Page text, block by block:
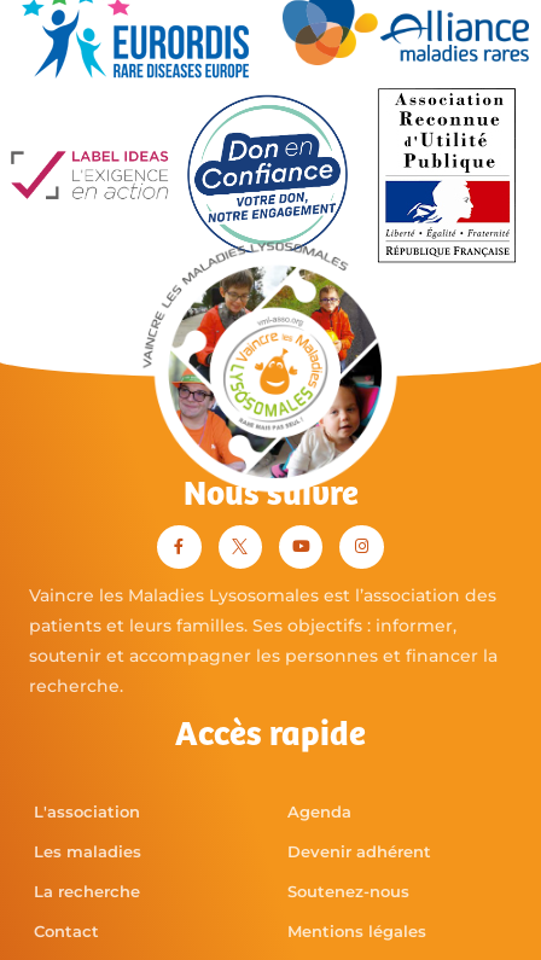
Nous suivre
Vaincre les Maladies Lysosomales est l’association des
patients et leurs familles. Ses objectifs : informer,
soutenir et accompagner les personnes et financer la
recherche.
Accès rapide
L'association
Les maladies
La recherche
Contact
Agenda
Devenir adhérent
Soutenez-nous
Mentions légales